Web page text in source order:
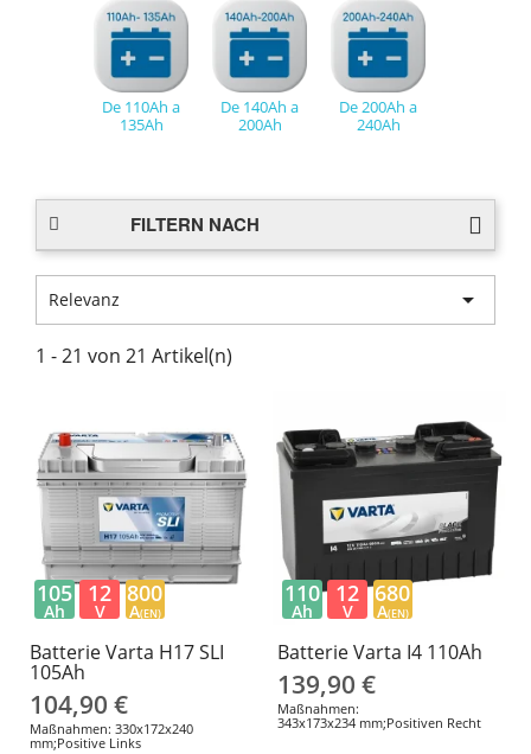
De 110Ah a
135Ah
De 140Ah a
200Ah
De 200Ah a
240Ah
FILTERN NACH
Relevanz 
1 - 21 von 21 Artikel(n)
Batterie Varta H17 SLI
105Ah
104,90 €
Maßnahmen: 330x172x240
mm;Positive Links
105
Ah
12
V
800
A(EN)
Batterie Varta I4 110Ah
139,90 €
Maßnahmen:
343x173x234 mm;Positiven Recht
110
Ah
12
V
680
A(EN)